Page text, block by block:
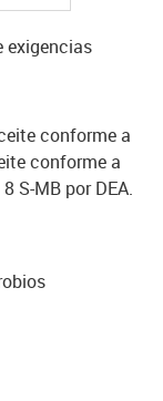
exigencias
conforme a
conforme a
S-MB por DEA.